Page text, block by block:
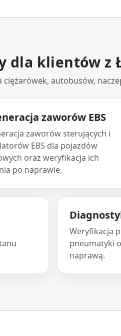
dla klientów z
ciężarówek, autobusów,
zaworów EBS
zaworów sterujących i
EBS dla pojazdów
oraz weryfikacja ich
po naprawie.
Weryfikacja
pneumatyki
naprawą.